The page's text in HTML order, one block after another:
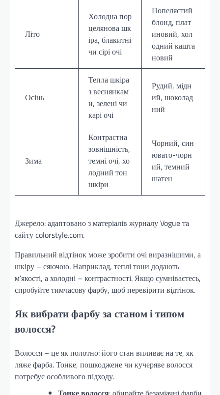
Літо
Холодна пор
целянова шк
іра, блакитні
чи сірі очі
Попелястий
блонд, плат
иновий, хол
одний кашта
новий
Осінь
Тепла шкіра
з веснянкам
и, зелені чи
карі очі
Рудий, мідн
ий, шоколад
ний
Зима
Контрастна
зовнішність,
темні очі, хо
лодний тон
шкіри
Чорний, син
ювато-чорн
ий, темний
шатен
Джерело: адаптовано з матеріалів журналу Vogue та
сайту colorstyle.com.
Правильний відтінок може зробити очі виразнішими, а
шкіру – сяючою. Наприклад, теплі тони додають
м’якості, а холодні – контрастності. Якщо сумніваєтесь,
спробуйте тимчасову фарбу, щоб перевірити відтінок.
Як вибрати фарбу за станом і типом
волосся?
Волосся – це як полотно: його стан впливає на те, як
ляже фарба. Тонке, пошкоджене чи кучеряве волосся
потребує особливого підходу.